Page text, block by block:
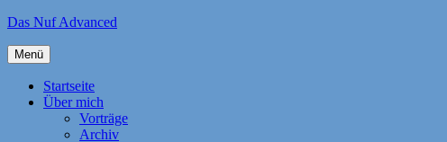
Zum
springen
Das Nuf Advanced
Menü
Startseite
Über mich
Vorträge
Archiv